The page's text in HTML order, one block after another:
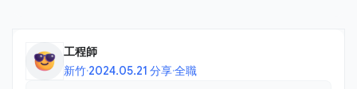
工程師
新竹·2024.05.21 分享·全職